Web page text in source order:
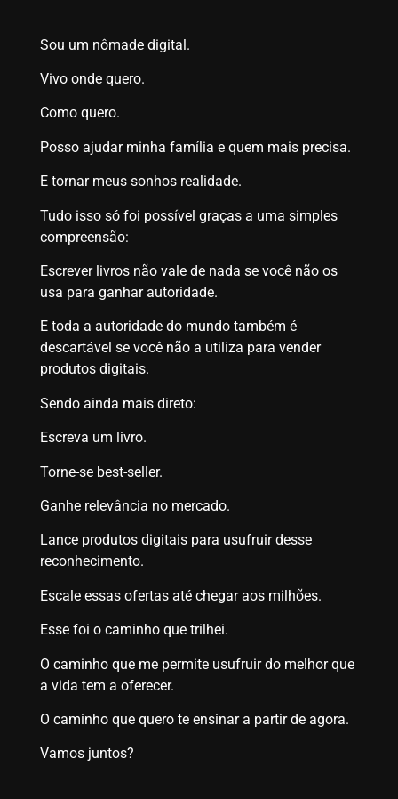
Sou um nômade digital.
Vivo onde quero.
Como quero.
Posso ajudar minha família e quem mais precisa.
E tornar meus sonhos realidade.
Tudo isso só foi possível graças a uma simples
compreensão:
Escrever livros não vale de nada se você não os
usa para ganhar autoridade.
E toda a autoridade do mundo também é
descartável se você não a utiliza para vender
produtos digitais.
Sendo ainda mais direto:
Escreva um livro.
Torne-se best-seller.
Ganhe relevância no mercado.
Lance produtos digitais para usufruir desse
reconhecimento.
Escale essas ofertas até chegar aos milhões.
Esse foi o caminho que trilhei.
O caminho que me permite usufruir do melhor que
a vida tem a oferecer.
O caminho que quero te ensinar a partir de agora.
Vamos juntos?